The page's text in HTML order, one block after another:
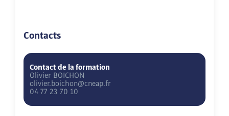
Contacts
Contact de la formation
Olivier BOICHON
olivier.boichon@cneap.fr
04 77 23 70 10